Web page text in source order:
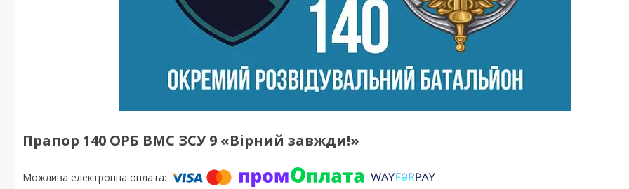
Прапор 140 ОРБ ВМС ЗСУ 9 «Вірний завжди!»